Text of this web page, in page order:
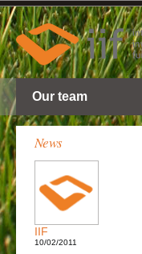
Our team
News
IIF
10/02/2011